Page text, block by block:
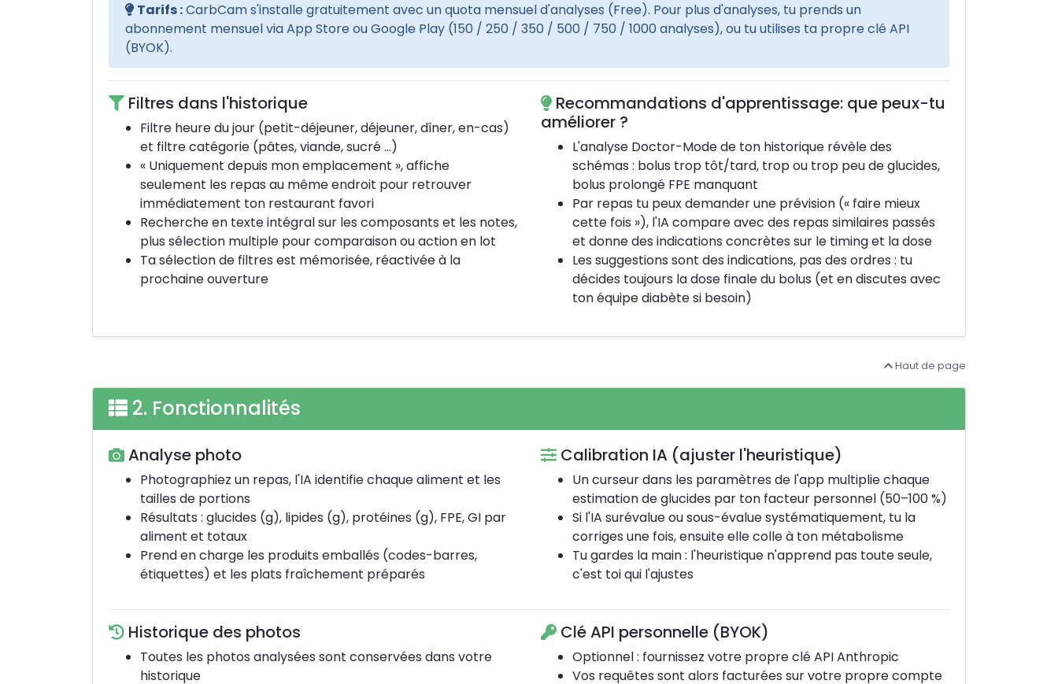
Tarifs :CarbCam s'installe gratuitement avec un quota mensuel d'analyses (Free). Pour plus d'analyses, tu prends un
abonnement mensuel via App Store ou Google Play (150 / 250 / 350 / 500 / 750 / 1000 analyses), ou tu utilises ta propre clé API
(BYOK).
Filtres dans l'historique
Filtre heure du jour (petit-déjeuner, déjeuner, dîner, en-cas)
et filtre catégorie (pâtes, viande, sucré …)
« Uniquement depuis mon emplacement », affiche
seulement les repas au même endroit pour retrouver
immédiatement ton restaurant favori
Recherche en texte intégral sur les composants et les notes,
plus sélection multiple pour comparaison ou action en lot
Ta sélection de filtres est mémorisée, réactivée à la
prochaine ouverture
Recommandations d'apprentissage: que peux-tu
améliorer ?
L'analyse Doctor-Mode de ton historique révèle des
schémas : bolus trop tôt/tard, trop ou trop peu de glucides,
bolus prolongé FPE manquant
Par repas tu peux demander une prévision (« faire mieux
cette fois »), l'IA compare avec des repas similaires passés
et donne des indications concrètes sur le timing et la dose
Les suggestions sont des indications, pas des ordres : tu
décides toujours la dose finale du bolus (et en discutes avec
ton équipe diabète si besoin)
Haut de page
2. Fonctionnalités
Analyse photo
Photographiez un repas, l'IA identifie chaque aliment et les
tailles de portions
Résultats : glucides (g), lipides (g), protéines (g), FPE, GI par
aliment et totaux
Prend en charge les produits emballés (codes-barres,
étiquettes) et les plats fraîchement préparés
Calibration IA (ajuster l'heuristique)
Un curseur dans les paramètres de l'app multiplie chaque
estimation de glucides par ton facteur personnel (50–100 %)
Si l'IA surévalue ou sous-évalue systématiquement, tu la
corriges une fois, ensuite elle colle à ton métabolisme
Tu gardes la main : l'heuristique n'apprend pas toute seule,
c'est toi qui l'ajustes
Historique des photos
Toutes les photos analysées sont conservées dans votre
historique
Clé API personnelle (BYOK)
Optionnel : fournissez votre propre clé API Anthropic
Vos requêtes sont alors facturées sur votre propre compte